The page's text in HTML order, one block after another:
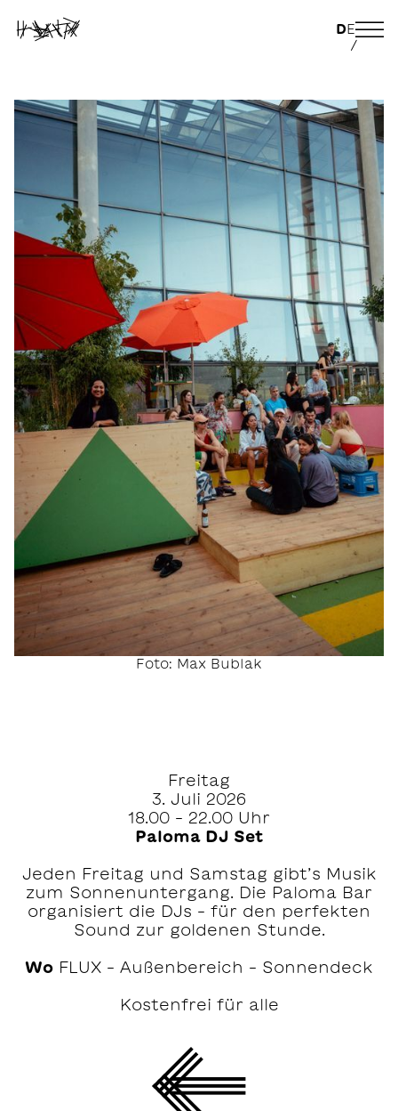
DE
/
Foto: Max Bublak
Freitag
3. Juli 2026
18.00 – 22.00 Uhr
Paloma DJ Set
Jeden Freitag und Samstag gibt’s Musik
zum Sonnenuntergang. Die Paloma Bar
organisiert die DJs – für den perfekten
Sound zur goldenen Stunde.
Wo FLUX – Außenbereich – Sonnendeck
Kostenfrei für alle